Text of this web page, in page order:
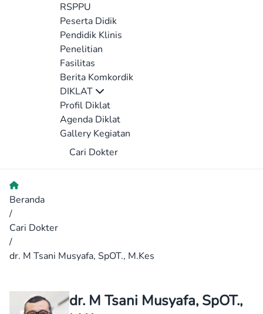
RSPPU
Peserta Didik
Pendidik Klinis
Penelitian
Fasilitas
Berita Komkordik
DIKLAT
Profil Diklat
Agenda Diklat
Gallery Kegiatan
Cari Dokter
Beranda
/
Cari Dokter
/
dr. M Tsani Musyafa, SpOT., M.Kes
dr. M Tsani Musyafa, SpOT.,